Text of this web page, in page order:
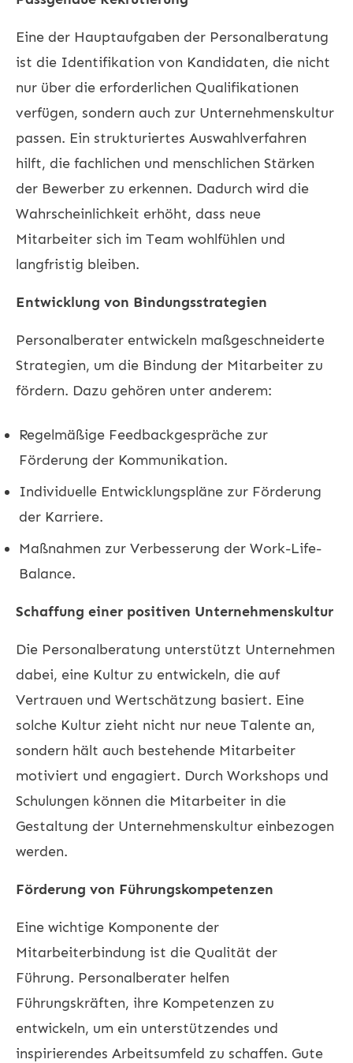
Eine der Hauptaufgaben der Personalberatung
ist die Identifikation von Kandidaten, die nicht
nur über die erforderlichen Qualifikationen
verfügen, sondern auch zur Unternehmenskultur
passen. Ein strukturiertes Auswahlverfahren
hilft, die fachlichen und menschlichen Stärken
der Bewerber zu erkennen. Dadurch wird die
Wahrscheinlichkeit erhöht, dass neue
Mitarbeiter sich im Team wohlfühlen und
langfristig bleiben.
Entwicklung von Bindungsstrategien
Personalberater entwickeln maßgeschneiderte
Strategien, um die Bindung der Mitarbeiter zu
fördern. Dazu gehören unter anderem:
Regelmäßige Feedbackgespräche zur
Förderung der Kommunikation.
Individuelle Entwicklungspläne zur Förderung
der Karriere.
Maßnahmen zur Verbesserung der Work-Life-
Balance.
Schaffung einer positiven Unternehmenskultur
Die Personalberatung unterstützt Unternehmen
dabei, eine Kultur zu entwickeln, die auf
Vertrauen und Wertschätzung basiert. Eine
solche Kultur zieht nicht nur neue Talente an,
sondern hält auch bestehende Mitarbeiter
motiviert und engagiert. Durch Workshops und
Schulungen können die Mitarbeiter in die
Gestaltung der Unternehmenskultur einbezogen
werden.
Förderung von Führungskompetenzen
Eine wichtige Komponente der
Mitarbeiterbindung ist die Qualität der
Führung. Personalberater helfen
Führungskräften, ihre Kompetenzen zu
entwickeln, um ein unterstützendes und
inspirierendes Arbeitsumfeld zu schaffen. Gute